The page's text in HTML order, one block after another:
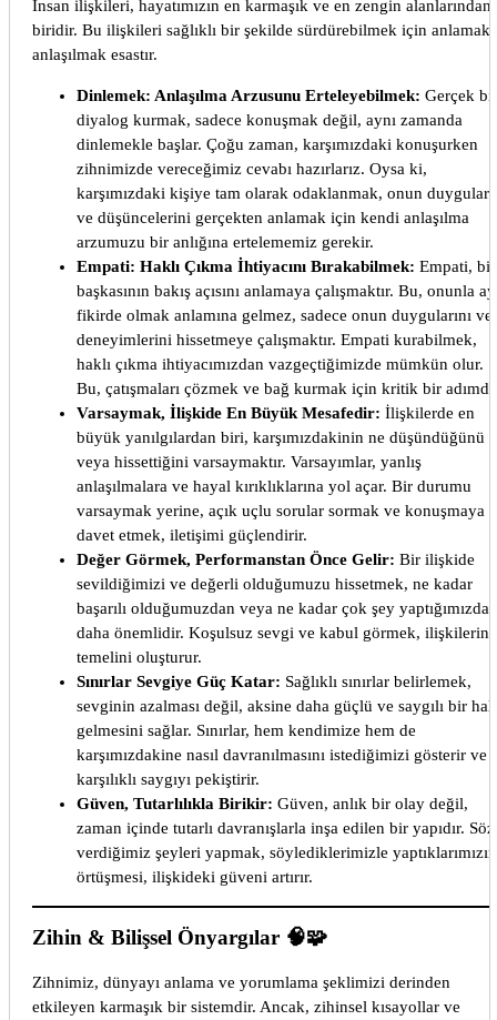
İnsan ilişkileri, hayatımızın en karmaşık ve en zengin alanlarından
biridir. Bu ilişkileri sağlıklı bir şekilde sürdürebilmek için anlamak
anlaşılmak esastır.
Dinlemek: Anlaşılma Arzusunu Erteleyebilmek: Gerçek bir
diyalog kurmak, sadece konuşmak değil, aynı zamanda
dinlemekle başlar. Çoğu zaman, karşımızdaki konuşurken
zihnimizde vereceğimiz cevabı hazırlarız. Oysa ki,
karşımızdaki kişiye tam olarak odaklanmak, onun
ve düşüncelerini gerçekten anlamak için kendi anlaşılma
arzumuzu bir anlığına ertelememiz gerekir.
Empati: Haklı Çıkma İhtiyacını Bırakabilmek: Empati, bir
başkasının bakış açısını anlamaya çalışmaktır. Bu, onunla
fikirde olmak anlamına gelmez, sadece onun duygularını ve
deneyimlerini hissetmeye çalışmaktır. Empati kurabilmek,
haklı çıkma ihtiyacımızdan vazgeçtiğimizde mümkün olur.
Bu, çatışmaları çözmek ve bağ kurmak için kritik bir
Varsaymak, İlişkide En Büyük Mesafedir: İlişkilerde en
büyük yanılgılardan biri, karşımızdakinin ne düşündüğünü
veya hissettiğini varsaymaktır. Varsayımlar, yanlış
anlaşılmalara ve hayal kırıklıklarına yol açar. Bir durumu
varsaymak yerine, açık uçlu sorular sormak ve konuşmaya
davet etmek, iletişimi güçlendirir.
Değer Görmek, Performanstan Önce Gelir: Bir ilişkide
sevildiğimizi ve değerli olduğumuzu hissetmek, ne kadar
başarılı olduğumuzdan veya ne kadar çok şey yaptığımızdan
daha önemlidir. Koşulsuz sevgi ve kabul görmek, ilişkilerin
temelini oluşturur.
Sınırlar Sevgiye Güç Katar: Sağlıklı sınırlar belirlemek,
sevginin azalması değil, aksine daha güçlü ve saygılı bir
gelmesini sağlar. Sınırlar, hem kendimize hem de
karşımızdakine nasıl davranılmasını istediğimizi gösterir ve
karşılıklı saygıyı pekiştirir.
Güven, Tutarlılıkla Birikir: Güven, anlık bir olay değil,
zaman içinde tutarlı davranışlarla inşa edilen bir yapıdır. Söz
verdiğimiz şeyleri yapmak, söylediklerimizle yaptıklarımızın
örtüşmesi, ilişkideki güveni artırır.
Zihin & Bilişsel Önyargılar 🧠🧩
Zihnimiz, dünyayı anlama ve yorumlama şeklimizi derinden
etkileyen karmaşık bir sistemdir. Ancak, zihinsel kısayollar ve